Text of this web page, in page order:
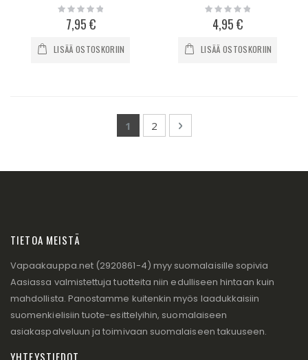
Rating:
0%7,95 €
LISÄÄ OSTOSKORIIN
Rating:
0%4,95 €
LISÄÄ OSTOSKORIIN
You're currently reading page
1 Page
2 Page
Seuraava
TIETOA MEISTÄ
Vapaakauppa.net (2920861-4) myy suomalaisille sopivia
Aasiassa valmistettuja tuotteita niin edulliseen hintaan kuin
mahdollista. Panostamme kuitenkin myös laadukkaisiin
suomenkielisiin tuote-esittelyihin, suomalaiseen
asiakaspalveluun ja toimivaan suomalaiseen takuuseen.
YHTEYSTIEDOT